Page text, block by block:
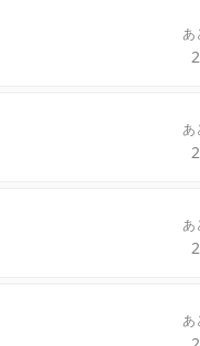
あ
あ
あ
あ